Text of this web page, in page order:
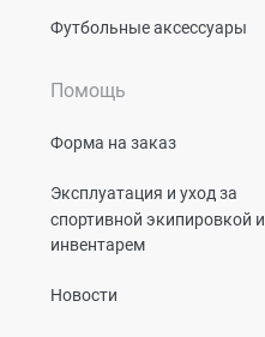
Футбольные аксессуары
Помощь
Форма на заказ
Эксплуатация и уход за
спортивной экипировкой и
инвентарем
Новости